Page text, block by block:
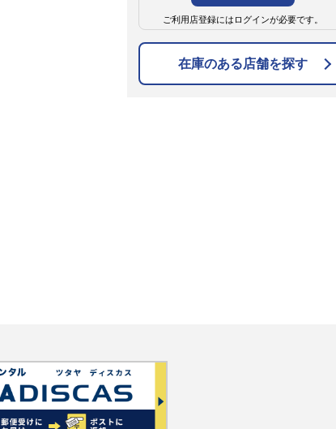
ご利用店登録にはログインが必要です。
在庫のある店舗を探す